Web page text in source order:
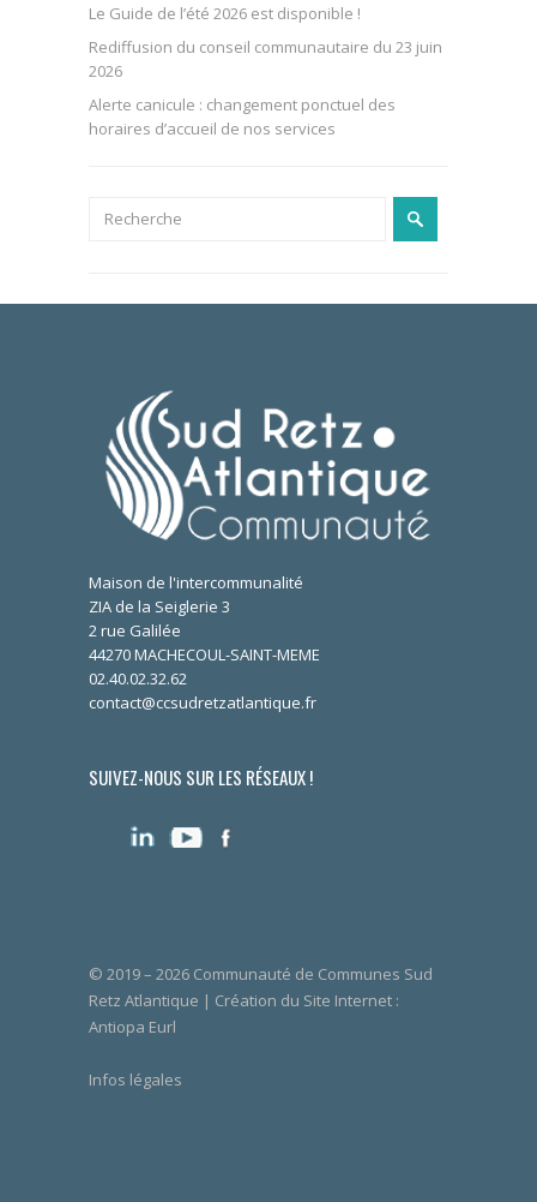
Le Guide de l’été 2026 est disponible !
Rediffusion du conseil communautaire du 23 juin
2026
Alerte canicule : changement ponctuel des
horaires d’accueil de nos services
Maison de l'intercommunalité
ZIA de la Seiglerie 3
2 rue Galilée
44270 MACHECOUL-SAINT-MEME
02.40.02.32.62
contact@ccsudretzatlantique.fr
SUIVEZ-NOUS SUR LES RÉSEAUX !
© 2019 – 2026 Communauté de Communes Sud
Retz Atlantique | Création du Site Internet :
Antiopa Eurl
Infos légales